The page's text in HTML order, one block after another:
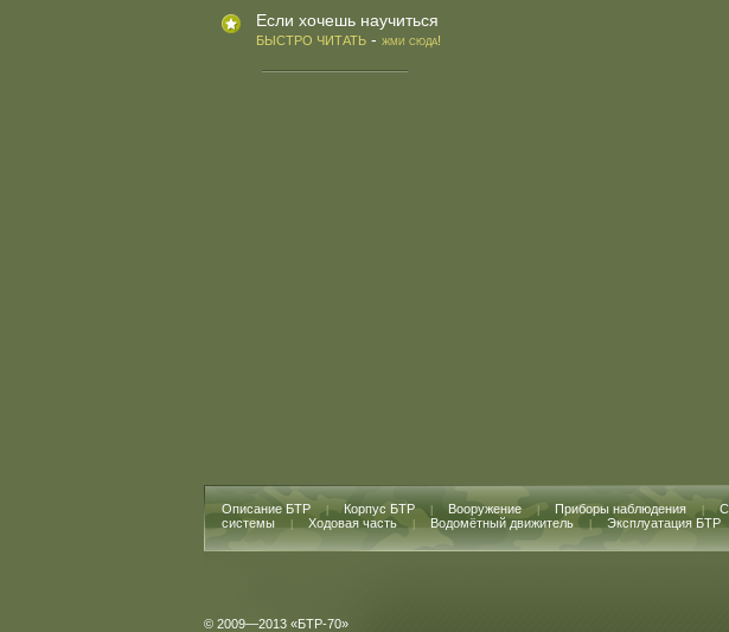
Если хочешь научиться
БЫСТРО ЧИТАТЬ - жми сюда!
Описание БТР Корпус БТР Вооружение Приборы наблюдения
системы
Ходовая часть Водомётный движитель Эксплуатация БТР
© 2009—2013 «БТР-70»